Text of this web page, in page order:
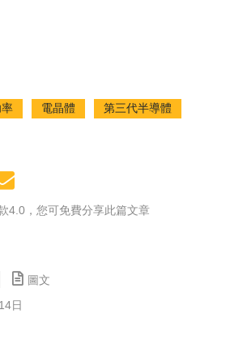
電晶體 第三代半導體
4.0，您可免費分享此篇文章
圖文
日